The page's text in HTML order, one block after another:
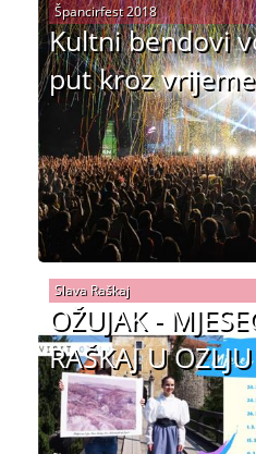
Kultni bendovi
put kroz vrijeme
Špancirfest 2018
OŽUJAK -
RAŠKAJ U
Slava Raškaj